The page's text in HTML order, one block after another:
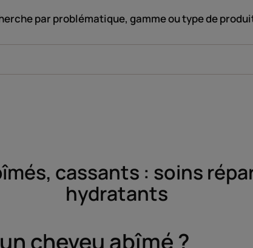
par problématique, gamme ou type de
cassants : soins
hydratants
cheveu abîmé ?